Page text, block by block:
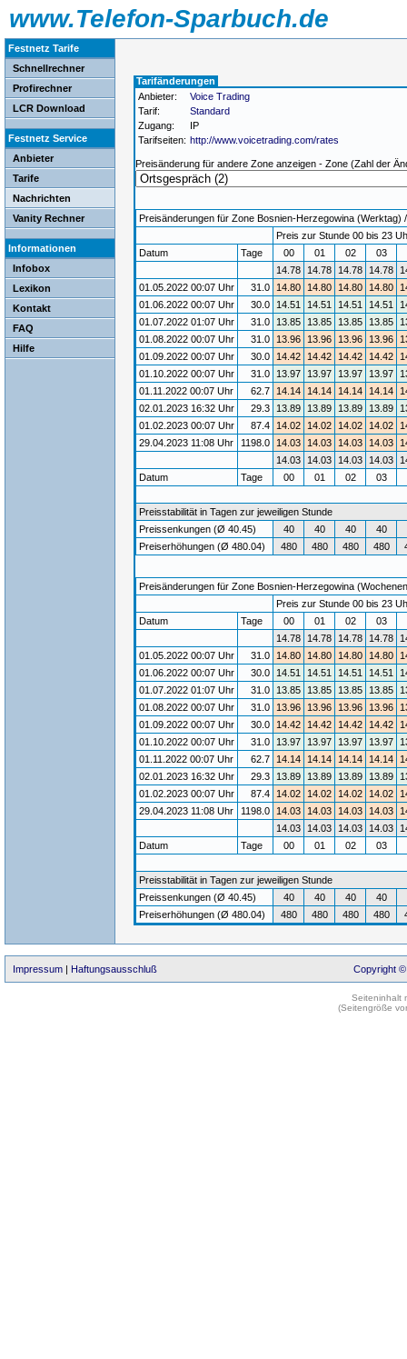
www.Telefon-Sparbuch.de
Festnetz Tarife
Schnellrechner
Profirechner
LCR Download
Festnetz Service
Anbieter
Tarife
Nachrichten
Vanity Rechner
Informationen
Infobox
Lexikon
Kontakt
FAQ
Hilfe
Tarifänderungen
Anbieter:
Voice Trading
Tarif:
Standard
Zugang:
IP
Tarifseiten: http://www.voicetrading.com/rates
Preisänderung für andere Zone anzeigen - Zone (Zahl der
Preisänderungen für Zone Bosnien-Herzegowina (Werktag)
Preis zur Stunde 00 bis 23
Datum
Tage 00 01 02 03
14.78
14.78 14.78 14.78
01.05.2022 00:07 Uhr
31.0 14.80 14.80 14.80 14.80
01.06.2022 00:07 Uhr
30.0 14.51 14.51 14.51 14.51
01.07.2022 01:07 Uhr
31.0 13.85 13.85 13.85 13.85
01.08.2022 00:07 Uhr
31.0 13.96 13.96 13.96 13.96
01.09.2022 00:07 Uhr
30.0 14.42 14.42 14.42 14.42
01.10.2022 00:07 Uhr
31.0 13.97 13.97 13.97 13.97
01.11.2022 00:07 Uhr
62.7 14.14 14.14 14.14 14.14
02.01.2023 16:32 Uhr
29.3 13.89 13.89 13.89 13.89
01.02.2023 00:07 Uhr
87.4 14.02 14.02 14.02 14.02
29.04.2023 11:08 Uhr
1198.0 14.03 14.03 14.03 14.03
14.03
14.03 14.03 14.03
Datum
Tage 00 01 02 03
Preisstabilität in Tagen zur jeweiligen Stunde
Preissenkungen (Ø 40.45)
40 40 40 40
Preiserhöhungen (Ø 480.04)
480 480 480 480
Preisänderungen für Zone Bosnien-Herzegowina
Preis zur Stunde 00 bis 23
Datum
Tage 00 01 02 03
14.78
14.78 14.78 14.78
01.05.2022 00:07 Uhr
31.0 14.80 14.80 14.80 14.80
01.06.2022 00:07 Uhr
30.0 14.51 14.51 14.51 14.51
01.07.2022 01:07 Uhr
31.0 13.85 13.85 13.85 13.85
01.08.2022 00:07 Uhr
31.0 13.96 13.96 13.96 13.96
01.09.2022 00:07 Uhr
30.0 14.42 14.42 14.42 14.42
01.10.2022 00:07 Uhr
31.0 13.97 13.97 13.97 13.97
01.11.2022 00:07 Uhr
62.7 14.14 14.14 14.14 14.14
02.01.2023 16:32 Uhr
29.3 13.89 13.89 13.89 13.89
01.02.2023 00:07 Uhr
87.4 14.02 14.02 14.02 14.02
29.04.2023 11:08 Uhr
1198.0 14.03 14.03 14.03 14.03
14.03
14.03 14.03 14.03
Datum
Tage 00 01 02 03
Preisstabilität in Tagen zur jeweiligen Stunde
Preissenkungen (Ø 40.45)
40 40 40 40
Preiserhöhungen (Ø 480.04)
480 480 480 480
Impressum | Haftungsausschluß Copyright ©
Seiteninhalt
(Seitengröße